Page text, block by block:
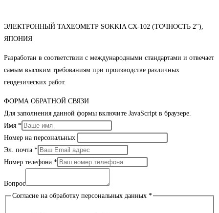
ЭЛЕКТРОННЫЙ ТАХЕОМЕТР SOKKIA CX-102 (ТОЧНОСТЬ 2"),
ЯПОНИЯ
Разработан в соответствии с международными стандартами и отвечает
самым высоким требованиям при производстве различных
геодезических работ.
ФОРМА ОБРАТНОЙ СВЯЗИ
Для заполнения данной формы включите JavaScript в браузере.
Имя *
Номер на персональных
Эл. почта *
Номер телефона *
Вопрос
Согласие на обработку персональных данных *